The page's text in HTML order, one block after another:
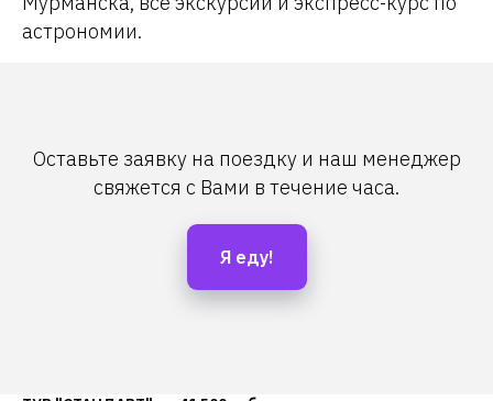
астрономии.
Оставьте заявку на поездку и наш менеджер
свяжется с Вами в течение часа.
Я еду!